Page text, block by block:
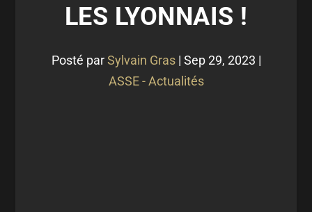
LES LYONNAIS !
Posté parSylvain Gras| Sep 29, 2023 |
ASSE - Actualités